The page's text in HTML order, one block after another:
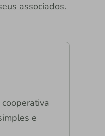
associados.
e